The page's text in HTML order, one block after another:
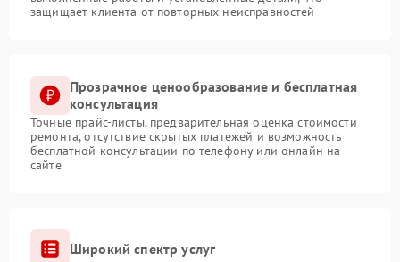
защищает клиента от повторных неисправностей
Прозрачное ценообразование и бесплатная
консультация
Точные прайс-листы, предварительная оценка стоимости
ремонта, отсутствие скрытых платежей и возможность
бесплатной консультации по телефону или онлайн на
сайте
Широкий спектр услуг